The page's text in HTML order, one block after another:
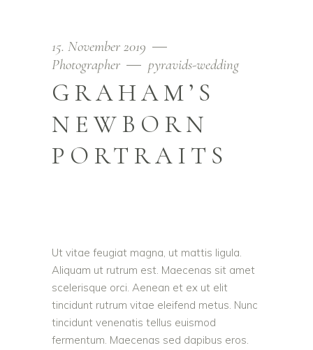
15. November 2019
Photographer
pyravids-wedding
GRAHAM’S
NEWBORN
PORTRAITS
Ut vitae feugiat magna, ut mattis ligula.
Aliquam ut rutrum est. Maecenas sit amet
scelerisque orci. Aenean et ex ut elit
tincidunt rutrum vitae eleifend metus. Nunc
tincidunt venenatis tellus euismod
fermentum. Maecenas sed dapibus eros.